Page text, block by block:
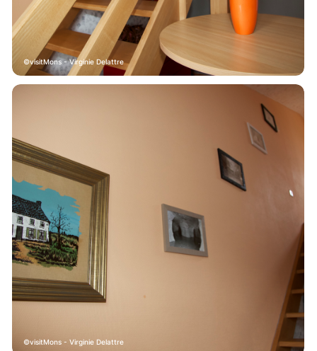
visitMons - Virginie Delattre
visitMons - Virginie Delattre